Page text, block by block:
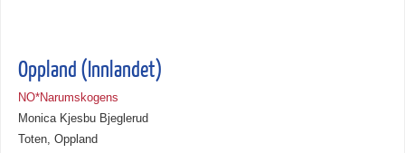
Oppland (Innlandet)
NO*Narumskogens
Monica Kjesbu Bjeglerud
Toten, Oppland